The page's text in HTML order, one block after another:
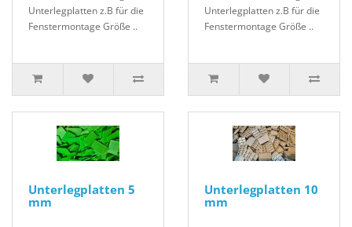
Unterlegplatten z.B für die
Fenstermontage Größe ..
Unterlegplatten z.B für die
Fenstermontage Größe ..
Unterlegplatten 5
mm
Unterlegplatten 10
mm